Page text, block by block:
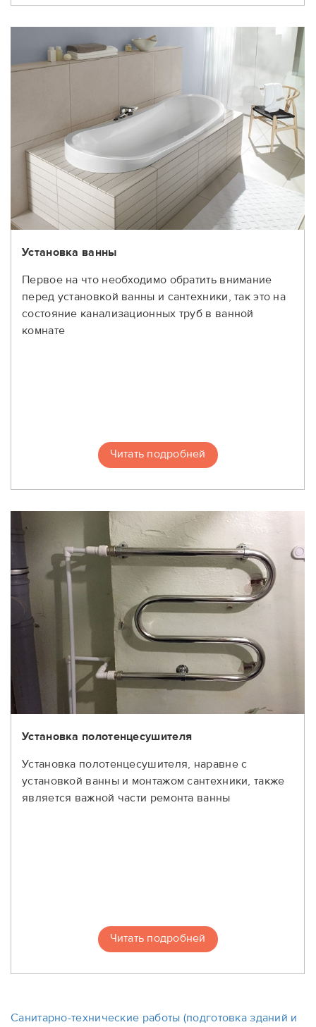
Установка ванны
Первое на что необходимо обратить внимание
перед установкой ванны и сантехники, так это на
состояние канализационных труб в ванной
комнате
Читать подробней
Установка полотенцесушителя
Установка полотенцесушителя, наравне с
установкой ванны и монтажом сантехники, также
является важной части ремонта ванны
Читать подробней
Санитарно-технические работы (подготовка зданий и